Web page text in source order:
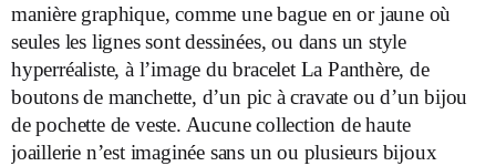
manière graphique, comme une bague en or jaune où
seules les lignes sont dessinées, ou dans un style
hyperréaliste, à l’image du bracelet La Panthère, de
boutons de manchette, d’un pic à cravate ou d’un bijou
de pochette de veste. Aucune collection de haute
joaillerie n’est imaginée sans un ou plusieurs bijoux